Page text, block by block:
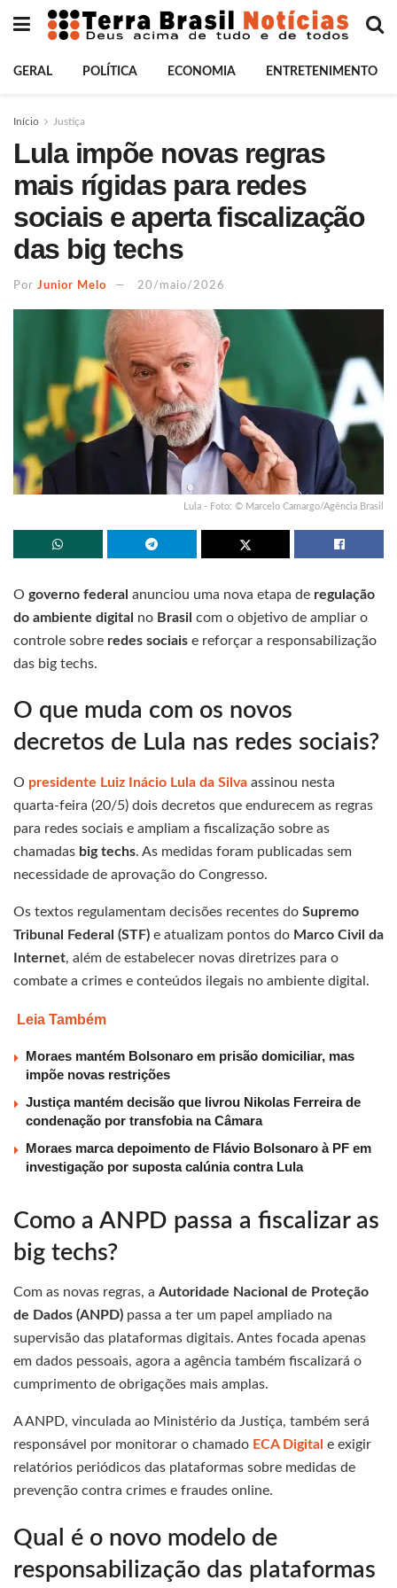
GERAL POLÍTICA ECONOMIA ENTRETENIMENTO
Início Justiça
Lula impõe novas regras
mais rígidas para redes
sociais e aperta fiscalização
das big techs
Por Junior Melo 20/maio/2026
Lula - Foto: © Marcelo Camargo/Agência Brasil
O governo federal anunciou uma nova etapa de regulação
do ambiente digital no Brasil com o objetivo de ampliar o
controle sobre redes sociais e reforçar a responsabilização
das big techs.
O que muda com os novos
decretos de Lula nas redes sociais?
O presidente Luiz Inácio Lula da Silva assinou nesta
quarta-feira (20/5) dois decretos que endurecem as regras
para redes sociais e ampliam a fiscalização sobre as
chamadas big techs. As medidas foram publicadas sem
necessidade de aprovação do Congresso.
Os textos regulamentam decisões recentes do Supremo
Tribunal Federal (STF) e atualizam pontos do Marco Civil da
Internet, além de estabelecer novas diretrizes para o
combate a crimes e conteúdos ilegais no ambiente digital.
Leia Também
Moraes mantém Bolsonaro em prisão domiciliar, mas
impõe novas restrições
Justiça mantém decisão que livrou Nikolas Ferreira de
condenação por transfobia na Câmara
Moraes marca depoimento de Flávio Bolsonaro à PF em
investigação por suposta calúnia contra Lula
Como a ANPD passa a fiscalizar as
big techs?
Com as novas regras, a Autoridade Nacional de Proteção
de Dados (ANPD) passa a ter um papel ampliado na
supervisão das plataformas digitais. Antes focada apenas
em dados pessoais, agora a agência também fiscalizará o
cumprimento de obrigações mais amplas.
A ANPD, vinculada ao Ministério da Justiça, também será
responsável por monitorar o chamado ECA Digital e exigir
relatórios periódicos das plataformas sobre medidas de
prevenção contra crimes e fraudes online.
Qual é o novo modelo de
responsabilização das plataformas